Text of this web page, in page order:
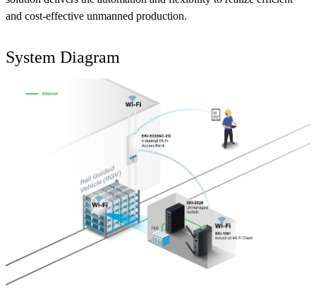
and cost-effective unmanned production.
System Diagram